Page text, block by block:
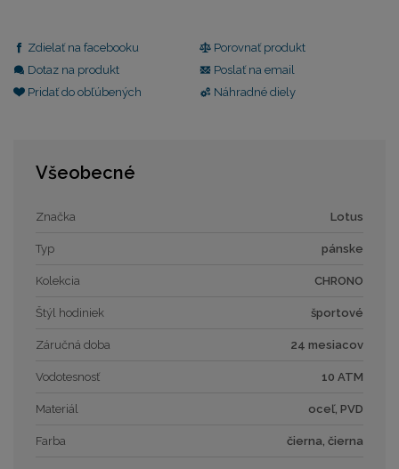
Zdielať na facebooku
Porovnať produkt
Dotaz na produkt
Poslať na email
Pridať do obľúbených
Náhradné diely
Všeobecné
Značka Lotus
Typ pánske
Kolekcia CHRONO
Štýl hodiniek športové
Záručná doba 24 mesiacov
Vodotesnosť 10 ATM
Materiál oceľ, PVD
Farba čierna, čierna